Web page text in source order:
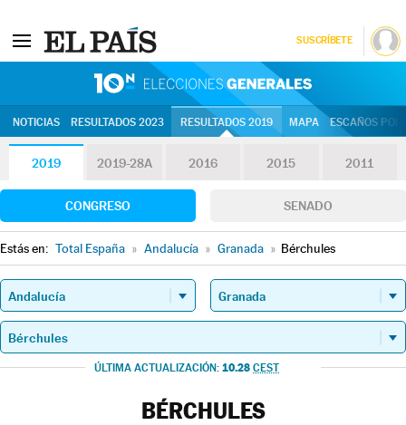
SUSCRÍBETE
NOTICIAS RESULTADOS 2023 RESULTADOS 2019 MAPA ESCAÑOS
2019 2019-28A 2016 2015 2011
CONGRESO SENADO
Estás en: Total España » Andalucía » Granada » Bérchules
ÚLTIMA ACTUALIZACIÓN: 10.28 CEST
BÉRCHULES